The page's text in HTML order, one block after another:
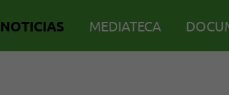
NOTICIAS MEDIATECA